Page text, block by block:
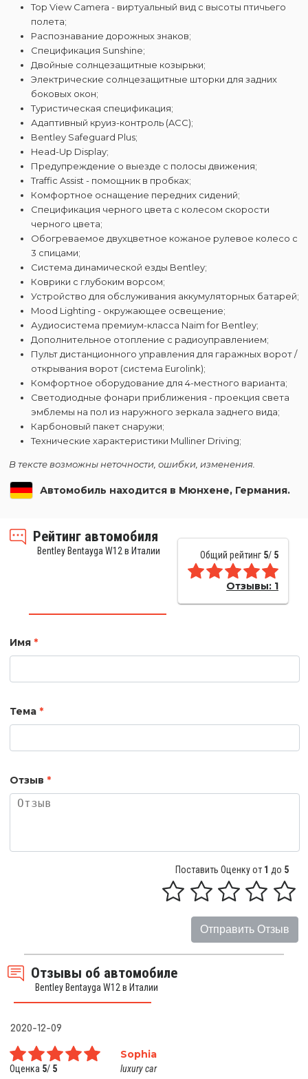
Top View Camera - виртуальный вид с высоты птичьего
полета;
Распознавание дорожных знаков;
Спецификация Sunshine;
Двойные солнцезащитные козырьки;
Электрические солнцезащитные шторки для задних
боковых окон;
Туристическая спецификация;
Адаптивный круиз-контроль (ACC);
Bentley Safeguard Plus;
Head-Up Display;
Предупреждение о выезде с полосы движения;
Traffic Assist - помощник в пробках;
Комфортное оснащение передних сидений;
Спецификация черного цвета с колесом скорости
черного цвета;
Обогреваемое двухцветное кожаное рулевое колесо с
3 спицами;
Система динамической езды Bentley;
Коврики с глубоким ворсом;
Устройство для обслуживания аккумуляторных батарей;
Mood Lighting - окружающее освещение;
Аудиосистема премиум-класса Naim for Bentley;
Дополнительное отопление с радиоуправлением;
Пульт дистанционного управления для гаражных ворот /
открывания ворот (система Eurolink);
Комфортное оборудование для 4-местного варианта;
Светодиодные фонари приближения - проекция света
эмблемы на пол из наружного зеркала заднего вида;
Карбоновый пакет снаружи;
Технические характеристики Mulliner Driving;
В тексте возможны неточности, ошибки, изменения.
Автомобиль находится в Мюнхене, Германия.
Рейтинг автомобиля
Bentley Bentayga W12 в Италии Общий рейтинг 5/ 5
Отзывы: 1
Имя *
Тема *
Отзыв *
Поставить Оценку от 1 до 5
Отправить Отзыв
Отзывы об автомобиле
Bentley Bentayga W12 в Италии
2020-12-09
Оценка 5/ 5
Sophia
luxury car